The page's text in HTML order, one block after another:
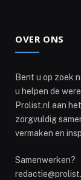
OVER ONS
Bent u op zoek
u helpen de
Prolist.nl aan
zorgvuldig
vermaken en
Samenwerken?